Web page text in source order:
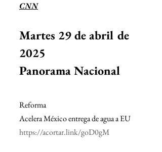
CNN
Martes 29 de abril de
2025
Panorama Nacional
Reforma
Acelera México entrega de agua a EU
https://acortar.link/goD0gM